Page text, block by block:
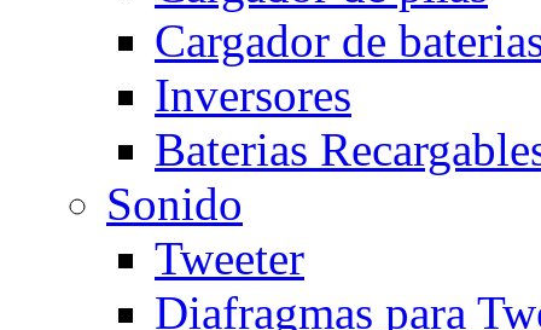
Cargador de
Inversores
Baterias
Sonido
Tweeter
Diafragmas para